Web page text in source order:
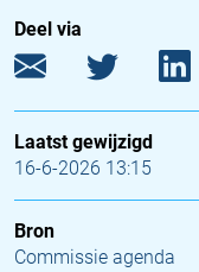
Deel via
Laatst gewijzigd
16-6-2026 13:15
Bron
Commissie agenda